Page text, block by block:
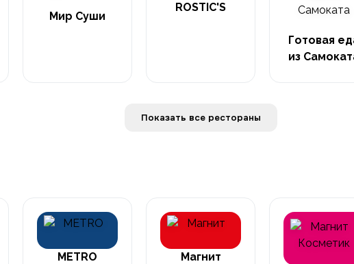
Мир Суши
ROSTIC'S
Готовая
из
Показать все рестораны
METRO
Магнит